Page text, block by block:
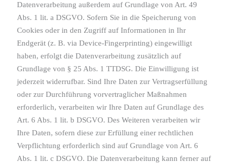
Datenverarbeitung außerdem auf Grundlage von Art. 49
Abs. 1 lit. a DSGVO. Sofern Sie in die Speicherung von
Cookies oder in den Zugriff auf Informationen in Ihr
Endgerät (z. B. via Device-Fingerprinting) eingewilligt
haben, erfolgt die Datenverarbeitung zusätzlich auf
Grundlage von § 25 Abs. 1 TTDSG. Die Einwilligung ist
jederzeit widerrufbar. Sind Ihre Daten zur Vertragserfüllung
oder zur Durchführung vorvertraglicher Maßnahmen
erforderlich, verarbeiten wir Ihre Daten auf Grundlage des
Art. 6 Abs. 1 lit. b DSGVO. Des Weiteren verarbeiten wir
Ihre Daten, sofern diese zur Erfüllung einer rechtlichen
Verpflichtung erforderlich sind auf Grundlage von Art. 6
Abs. 1 lit. c DSGVO. Die Datenverarbeitung kann ferner auf